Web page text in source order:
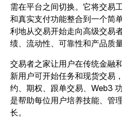
需在平台之间切换。它将交易
和真实支付功能整合到一个简
利地从交易开始走向高级交易
绩、流动性、可靠性和产品质量
交易者之家让用户在传统金融
新用户可开始任务和现货交易
约、期权、跟单交易、Web3
是帮助每位用户培养技能、管
长。